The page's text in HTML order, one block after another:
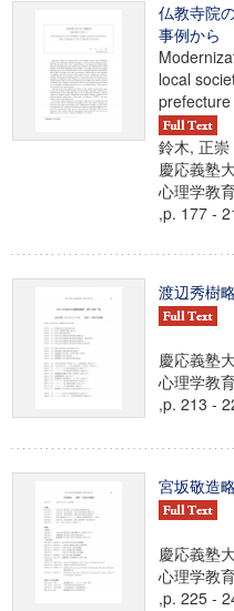
仏教寺院
事例から
local
prefecture
鈴木, 正崇
慶応義塾
心理学教
,p. 177 -
渡辺秀樹
慶応義塾
心理学教
,p. 213 -
宮坂敬造
慶応義塾
心理学教
,p. 225 -